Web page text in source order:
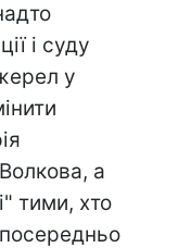
і суду
у
а
тими, хто